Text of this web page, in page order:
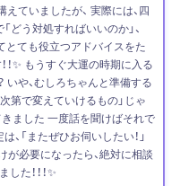
ていましたが、 実際には、四
どう対処すればいいのか」、
とても役立つアドバイスをた
！✨ もうすぐ大運の時期に入る
いや、むしろちゃんと準備する
第で変えていけるもの」じゃ
ました 一度話を聞けばそれで
「またぜひお伺いしたい！」
が必要になったら、絶対に相談
た！！！✨